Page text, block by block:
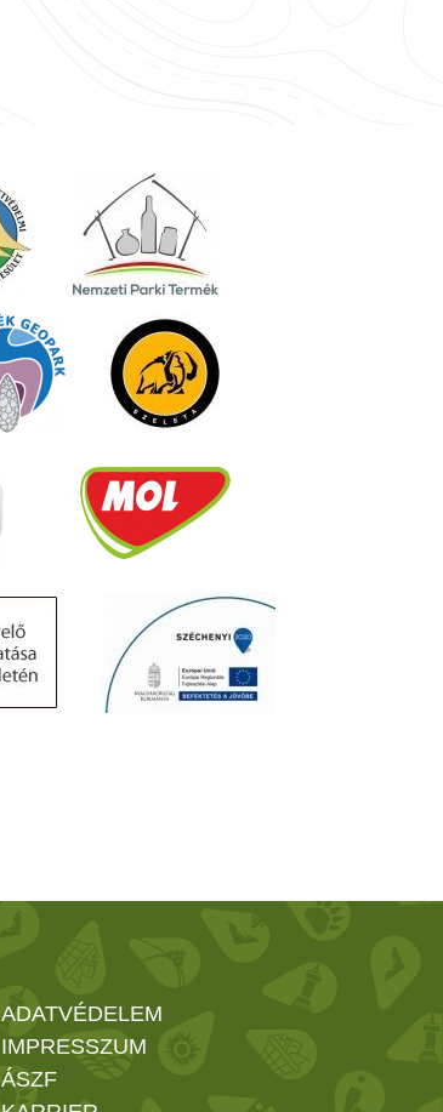
ADATVÉDELEM
IMPRESSZUM
ÁSZF